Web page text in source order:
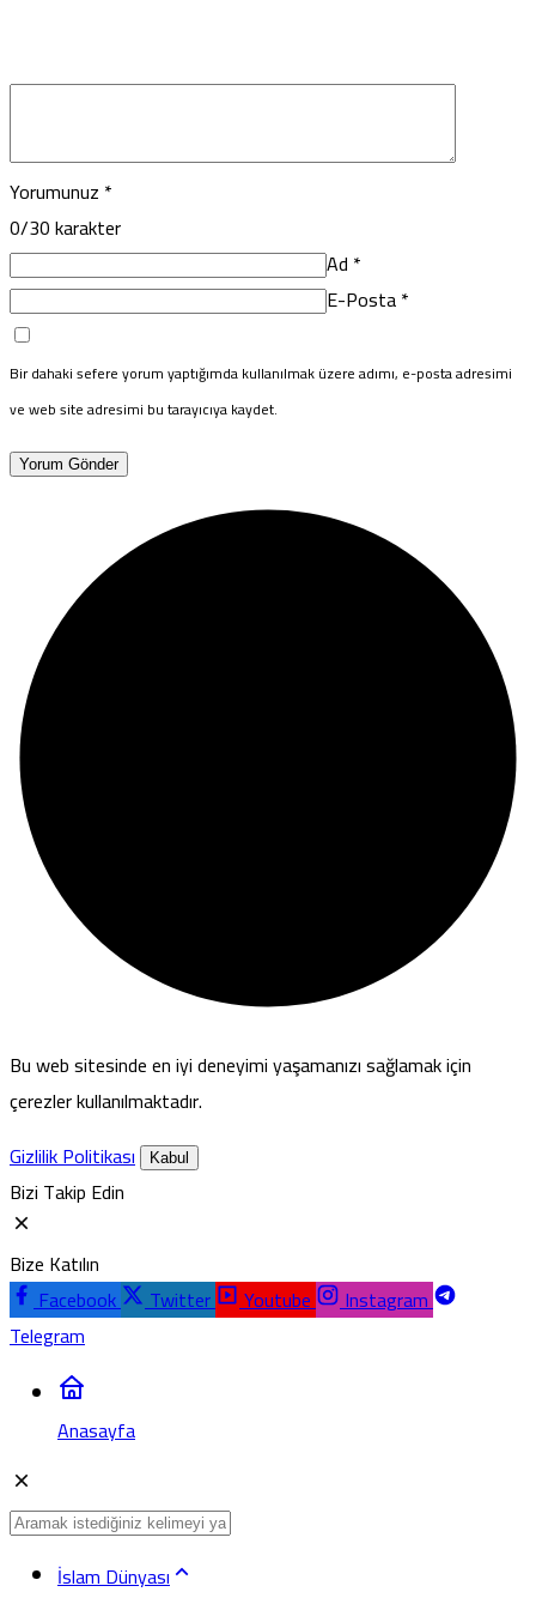
Yorumunuz *
0/30 karakter
Ad *
E-Posta*
Bir dahaki sefere yorum yaptığımda kullanılmak üzere adımı, e-posta adresimi
ve web site adresimi bu tarayıcıya kaydet.
Yorum Gönder
Bu web sitesinde en iyi deneyimi yaşamanızı sağlamak için
çerezler kullanılmaktadır.
Gizlilik Politikası
Kabul
Bizi Takip Edin
Bize Katılın
Facebook
Twitter Youtube
Instagram
Telegram
Anasayfa
İslam Dünyası